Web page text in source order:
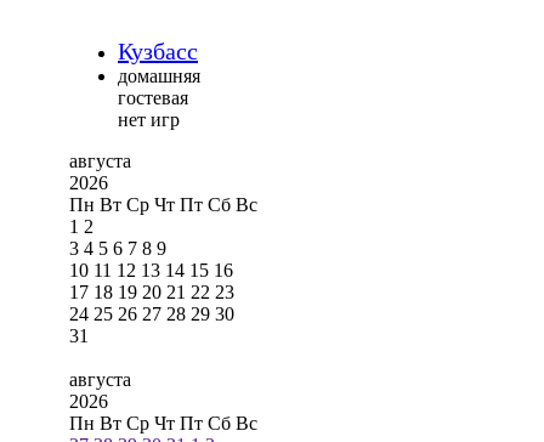
Кузбасс
домашняя
гостевая
нет игр
августа
2026
Пн Вт Ср Чт Пт Сб Вс
1 2
3 4 5 6 7 8 9
10 11 12 13 14 15 16
17 18 19 20 21 22 23
24 25 26 27 28 29 30
31
августа
2026
Пн Вт Ср Чт Пт Сб Вс